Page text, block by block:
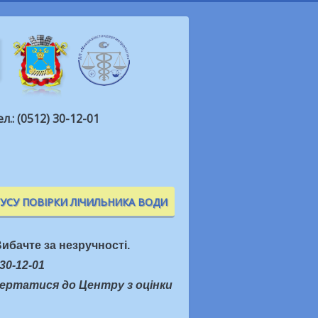
(0512) 30-12-01
ПОВІРКИ ЛІЧИЛЬНИКА ВОДИ
за незручності.
12-01
до Центру з оцінки